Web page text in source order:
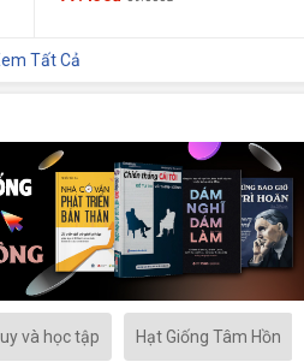
Tất Cả
và học tập Hạt Giống Tâm Hồn